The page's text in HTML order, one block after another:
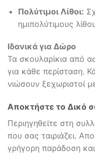
Πολύτιμοι Λίθοι:
ημιπολύτιμους
Ιδανικά για Δώρο
Τα σκουλαρίκια από
για κάθε περίσταση.
νιώσουν ξεχωριστοί
Αποκτήστε το Δικό
Περιηγηθείτε στη
που σας ταιριάζει.
γρήγορη παράδοση